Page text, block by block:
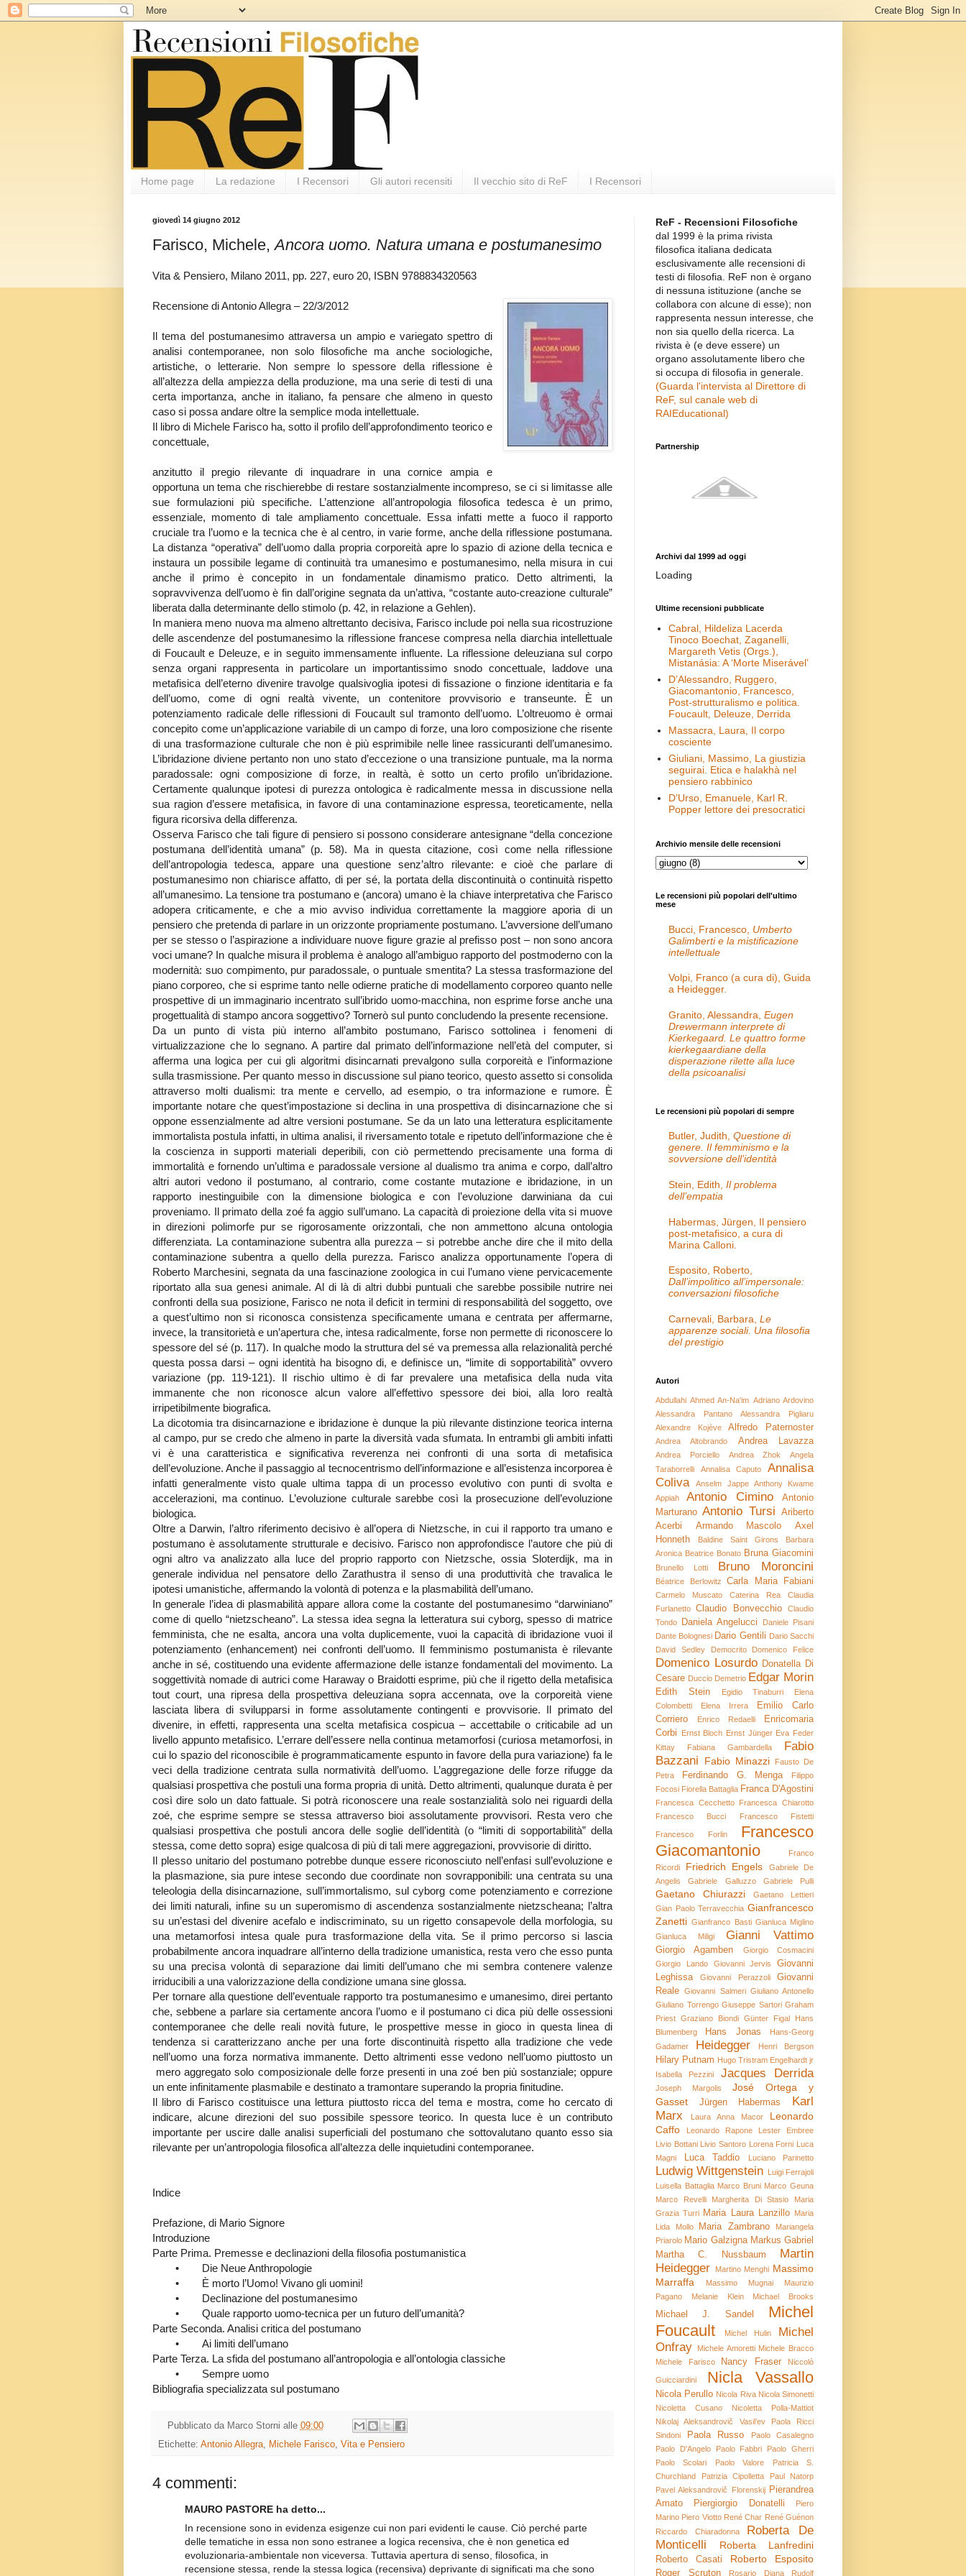
Home page La redazione I Recensori Gli autori recensiti Il vecchio sito di ReF I Recensori
giovedì 14 giugno 2012
Farisco, Michele,Ancora uomo. Natura umana e postumanesimo
Vita & Pensiero, Milano 2011, pp. 227, euro 20, ISBN 9788834320563
Recensione di Antonio Allegra – 22/3/2012
Il tema del postumanesimo attraversa un ampio e variegato spettro di
analisi contemporanee, non solo filosofiche ma anche sociologiche,
artistiche, o letterarie. Non sempre lo spessore della riflessione è
all’altezza della ampiezza della produzione, ma una serie di testi di una
certa importanza, anche in italiano, fa pensare che almeno in questo
caso si possa andare oltre la semplice moda intellettuale.
Il libro di Michele Farisco ha, sotto il profilo dell’approfondimento teorico e
concettuale,
anzitutto il pregio rilevante di inquadrare in una cornice ampia e
opportuna un tema che rischierebbe di restare sostanzialmente incompreso, se ci si limitasse alle
sue formulazioni più specifiche. L’attenzione all’antropologia filosofica tedesca è un primo,
essenziale, momento di tale ampliamento concettuale. Essa infatti mette a fuoco il rapporto
cruciale tra l’uomo e la tecnica che è al centro, in varie forme, anche della riflessione postumana.
La distanza “operativa” dell’uomo dalla propria corporeità apre lo spazio di azione della tecnica e
instaura un possibile legame di continuità tra umanesimo e postumanesimo, nella misura in cui
anche il primo è concepito in un fondamentale dinamismo pratico. Detto altrimenti, la
sopravvivenza dell’uomo è fin dall’origine segnata da un’attiva, “costante auto-creazione culturale”
liberata dalla determinante dello stimolo (p. 42, in relazione a Gehlen).
In maniera meno nuova ma almeno altrettanto decisiva, Farisco include poi nella sua ricostruzione
delle ascendenze del postumanesimo la riflessione francese compresa nella diarchia intellettuale
di Foucault e Deleuze, e in seguito immensamente influente. La riflessione deleuziana sul corpo
senza organi rappresenta in particolare un importantissimo snodo concettuale, laddove una
metafisica dell’eterno divenire travolge qualsivoglia ipotesi di fissazione o finzione identitaria e fa
dell’uomo, come di ogni realtà vivente, un contenitore provvisorio e transeunte. È un
potenziamento radicale delle riflessioni di Foucault sul tramonto dell’uomo. L’oltreuomo è ormai
concepito come un’applicazione variabile di un campo di forze, una loro composizione che risente
di una trasformazione culturale che non è più esprimibile nelle linee rassicuranti dell’umanesimo.
L’ibridazione diviene pertanto non uno stato d’eccezione o una transizione puntuale, ma la norma
paradossale: ogni composizione di forze, in realtà, è sotto un certo profilo un’ibridazione.
Certamente qualunque ipotesi di purezza ontologica è radicalmente messa in discussione nella
sua ragion d’essere metafisica, in favore di una contaminazione espressa, teoreticamente, nella
figura ricorsiva della differenza.
Osserva Farisco che tali figure di pensiero si possono considerare antesignane “della concezione
postumana dell’identità umana” (p. 58). Ma in questa citazione, così come nella riflessione
dell’antropologia tedesca, appare una questione senz’altro rilevante: e cioè che parlare di
postumanesimo non chiarisce affatto, di per sé, la portata della discontinuità o continuità rispetto
all’umanesimo. La tensione tra postumano e (ancora) umano è la chiave interpretativa che Farisco
adopera criticamente, e che a mio avviso individua correttamente la maggiore aporia di un
pensiero che pretenda di parlare in un orizzonte propriamente postumano. L’avversione dell’umano
per se stesso o l’aspirazione a individuare nuove figure grazie al prefisso post – non sono ancora
voci umane? In qualche misura il problema è analogo all’ambiguo rapporto del postmoderno con la
modernità: suo compimento, pur paradossale, o puntuale smentita? La stessa trasformazione del
piano corporeo, che si esprime tanto nelle odierne pratiche di modellamento corporeo quanto nelle
prospettive di un immaginario incentrato sull’ibrido uomo-macchina, non esprime forse anche una
progettualità di stampo ancora soggettivo? Tornerò sul punto concludendo la presente recensione.
Da un punto di vista più interno all’ambito postumano, Farisco sottolinea i fenomeni di
virtualizzazione che lo segnano. A partire dal primato dell’informazione nell’età del computer, si
afferma una logica per cui gli algoritmi disincarnati prevalgono sulla corporeità e l’informazione
sulla trasmissione. Per quanto messo in discussione sul piano teorico, questo assetto si consolida
attraverso molti dualismi: tra mente e cervello, ad esempio, o tra informazione e rumore. È
importante notare che quest’impostazione si declina in una prospettiva di disincarnazione che si
oppone essenzialmente ad altre versioni postumane. Se da un lato una letteratura esplicitamente
immortalista postula infatti, in ultima analisi, il riversamento totale e ripetuto dell’informazione che è
la coscienza in supporti materiali deperibili, con ciò permettendo precisamente una forma di
immortalità e fornendo un’ultima e paradossale versione al dualismo tra anima e corpo, dall’altro
altri autori vedono il postumano, al contrario, come costante mutazione e ibridazione, in un
rapporto inestinguibile con la dimensione biologica e con l’evoluzione darwiniana da cui
proveniamo. Il primato della zoé fa aggio sull’umano. La capacità di proiezione della vita si muove
in direzioni polimorfe pur se rigorosamente orizzontali, che non ammettono alcuna ontologia
differenziata. La contaminazione subentra alla purezza – si potrebbe anche dire che il mito della
contaminazione subentra a quello della purezza. Farisco analizza opportunamente l’opera di
Roberto Marchesini, segnata da una fascinazione zoologica in cui l’umano viene pervicacemente
riportato alla sua genesi animale. Al di là di altri dubbi puntuali che sarebbe possibile nutrire nei
confronti della sua posizione, Farisco ne nota il deficit in termini di responsabilità del soggetto, ove
a quest’ultimo non si riconosca consistenza specificamente umana e centrata per affermarne,
invece, la transitorietà e un’apertura che, intesa radicalmente, forse non permette di riconoscere lo
spessore del sé (p. 117). In qualche modo la struttura del sé va premessa alla relazionalità perché
questa possa darsi – ogni identità ha bisogno di, e definisce un, “limite di sopportabilità” ovvero
variazione (pp. 119-121). Il rischio ultimo è di far prevalere una metafisica della nuda vita
immanente che non riconosce alcun valore all’effettivo spessore dei bioi, alla loro realtà
irripetibilmente biografica.
La dicotomia tra disincarnazione e ibridazione è dunque la più rilevante distinzione teorica interna
al campo, pur se credo che almeno in parte la diversità vada sfumata. In entrambi gli ambiti infatti
vi è una caratteristica e significativa reverenza nei confronti di una sorta di metafisica
dell’evoluzione. Anche il passaggio al tecnocentrismo dell’informazione e all’esistenza incorporea è
infatti generalmente visto quale ultima tappa di un processo evolutivo con punti di svolta e
accelerazioni, ma continuo. L’evoluzione culturale sarebbe così la prosecuzione dell’evoluzione
biologica.
Oltre a Darwin, l’altro riferimento decisivo è all’opera di Nietzsche, in cui il rapporto tra umano e
postumano è assolutamente strutturale e decisivo. Farisco non approfondisce l’autore che più di
ogni altro va analizzato alla luce del proprio rapporto con Nietzsche, ossia Sloterdijk, ma in
generale individua nel pensatore dello Zarathustra il senso di una produttività che travalica le
ipotesi umanistiche, affermando la volontà di potenza e la plasmabilità dell’umano.
In generale l’idea di plasmabilità appare allora come la costante del postumanesimo “darwiniano”
come di quello “nietzscheano”. La stessa idea segna la letteratura sui cyborg, spesso di matrice
femminista, che ne esalta, ancora una volta duplicemente, vuoi la capacità di ibridazione vuoi il
potenziamento (enhancement) nei confronti dell’uomo. Il femminismo postumanista è rilevante
anche in sé, costituendo una evidente affermazione delle istanze fondamentali del movimento. La
soggettività nomade di autrici come Haraway o Braidotti esprime, più che il rigetto della metafisica
tout court, una ripresa della prospettiva deleuziana sopra accennata, ove la corporeità viene
lasciata libera di svilupparsi in forme assolutamente contingenti e provvisorie. Il primato del
divenire, in effetti, rappresenta una scelta metafisica cospicua – accettabile o criticabile ad un
livello appunto metafisico. L’errare dell’essere nella continua metamorfosi (curiosa metamorfosi, in
cui lo spazio del riconoscibile è programmaticamente espunto in favore della pura variazione) fa le
veci della tradizione centrata sulla normatività dell’uomo. L’aggregazione delle forze rifugge da
qualsiasi prospettiva che postuli una forma propria di unità. Detto altrimenti, qualunque durata è per
così dire solo un dato fattuale. Si potrà riconoscere una reale sostanzialità solo nei riguardi della
zoé, che esprime sempre se stessa attraverso bioi assolutamente provvisori. Resta vero che
qualsiasi prospettiva che postuli ancora delle soglie dell’identità (o “limiti di sopportabilità” della
stessa, come detto sopra) esige qualcosa di più di tali mere aggregazioni, provvisorie di diritto.
Il plesso unitario del postumano potrebbe dunque essere riconosciuto nell’enfasi sull’evoluzione e
la plasmazione, sia pure intese secondo due coordinate non sovrapponibili: una centrata su una
teleologia della disincarnazione, sull’immortalismo, sul cyborg come potenziamento e correzione
dei limiti naturali, infine su un superomismo di ascendenza sostanzialmente nietzscheana; l’altra
su un’estasi del divenire acefalo e indiscriminato, su un rigetto consapevole della morfologia, su
una metamorfosi intesa quale pura trasformazione della vita. Se il primo percorso si lascia
probabilmente ancora inquadrare all’interno della tradizione umanistica, resta vero che esso punta
su una precisa volontà di separazione dai limiti dell’umano che mi sembra contenere valenze
irriducibili a una valorizzazione della condizione umana sine glossa.
Per tornare alla questione dell’eventuale rapporto tra postumanesimo e umanesimo, direi pertanto
che, sebbene a parlare sia certamente ancora l’uomo e il postumano ci dica più delle ossessioni
contemporanee che delle reali novità future, le prospettive messe in gioco in questa linea di
tendenza si caratterizzano anche per una forte discontinuità rispetto alla tradizione che vede
nell’uomo una forza normativa immanente. Detto altrimenti esse vedono nell’uomo piuttosto un
mero aggregato solo composizionale delle forze presenti in una zoé ben più sostanziale; oppure
un ente infinitamente plasmabile e destinato a tramontare superando la propria finitudine.
Il libro di Farisco costituisce una lettura piuttosto ricca del tema e mostra, come ho cercato di
indicare, alcune direzioni del suo possibile spessore teorico. In questa luce è un contributo
importante per uscire dalle analisi superficiali del postumano che sottovalutano quanto esso sia
rilevante per un’antropologia filosofica all’altezza delle inquietudini contemporanee.
Indice
Prefazione, di Mario Signore
Introduzione
Parte Prima. Premesse e declinazioni della filosofia postumanistica
• Die Neue Anthropologie
• È morto l’Uomo! Vivano gli uomini!
• Declinazione del postumanesimo
• Quale rapporto uomo-tecnica per un futuro dell’umanità?
Parte Seconda. Analisi critica del postumano
• Ai limiti dell’umano
Parte Terza. La sfida del postumano all’antropologia e all’ontologia classiche
• Sempre uomo
Bibliografia specializzata sul postumano
Pubblicato da Marco Storni alle 09:00
Etichette: Antonio Allegra, Michele Farisco, Vita e Pensiero
4 commenti:
MAURO PASTORE ha detto...
In recensione sono in evidenza esigenze cui non pari evidenti le cause. Ciò perché parte
delle tematiche in essa non sono estranee a logica recensiva, che è non genetica ed
evoluzionaria-ambientale non viceversa. Tuttavia apertura di senso, filosofica, in
recensione stessa, rende la stessa logica (recensiva) deprivante di significati ma che sono
ReF - Recensioni Filosofiche
dal 1999 è la prima rivista
filosofica italiana dedicata
esclusivamente alle recensioni di
testi di filosofia. ReF non è organo
di nessuna istituzione (anche se
collabora con alcune di esse); non
rappresenta nessun interesse, che
non sia quello della ricerca. La
rivista è (e deve essere) un
organo assolutamente libero che
si occupa di filosofia in generale.
(Guarda l'intervista al Direttore di
ReF, sul canale web di
RAIEducational)
Partnership
Archivi dal 1999 ad oggi
Loading
Ultime recensioni pubblicate
Cabral, Hildeliza Lacerda
Tinoco Boechat, Zaganelli,
Margareth Vetis (Orgs.),
Mistanásia: A ‘Morte Miserável’
D’Alessandro, Ruggero,
Giacomantonio, Francesco,
Post-strutturalismo e politica.
Foucault, Deleuze, Derrida
Massacra, Laura, Il corpo
cosciente
Giuliani, Massimo, La giustizia
seguirai. Etica e halakhà nel
pensiero rabbinico
D’Urso, Emanuele, Karl R.
Popper lettore dei presocratici
Archivio mensile delle recensioni
Le recensioni più popolari dell'ultimo
mese
Bucci, Francesco, Umberto
Galimberti e la mistificazione
intellettuale
Volpi, Franco (a cura di), Guida
a Heidegger.
Granito, Alessandra, Eugen
Drewermann interprete di
Kierkegaard. Le quattro forme
kierkegaardiane della
disperazione rilette alla luce
della psicoanalisi
Le recensioni più popolari di sempre
Butler, Judith, Questione di
genere. Il femminismo e la
sovversione dell’identità
Stein, Edith, Il problema
dell’empatia
Habermas, Jürgen, Il pensiero
post-metafisico, a cura di
Marina Calloni.
Esposito, Roberto,
Dall’impolitico all’impersonale:
conversazioni filosofiche
Carnevali, Barbara, Le
apparenze sociali. Una filosofia
del prestigio
Autori
Abdullahi Ahmed An-Na'im Adriano Ardovino
Alessandra Pantano
Alessandra Pigliaru
Alexandre Kojève
Alfredo Paternoster
Andrea Altobrando Andrea Lavazza
Andrea Porciello Andrea Zhok
Angela
Taraborrelli
Annalisa Caputo
Annalisa
Coliva
Anselm Jappe
Anthony Kwame
Appiah
Antonio Cimino
Antonio
Marturano Antonio Tursi
Ariberto
Acerbi
Armando Mascolo
Axel
Honneth
Baldine Saint Girons
Barbara
Aronica Beatrice Bonato Bruna Giacomini
Brunello Lotti Bruno Moroncini
Béatrice Berlowitz Carla Maria Fabiani
Carmelo Muscato Caterina Rea
Claudia
Furlanetto
Claudio Bonvecchio
Claudio
Tondo
Daniela Angelucci
Daniele Pisani
Dante Bolognesi Dario Gentili Dario Sacchi
David Sedley
Democrito Domenico Felice
Domenico Losurdo Donatella Di
Cesare Duccio Demetrio Edgar Morin
Edith Stein Egidio Tinaburri
Elena
Colombetti
Elena Irrera
Emilio Carlo
Corriero
Enrico Redaelli
Enricomaria
Corbi
Ernst Bloch Ernst Jünger Eva Feder
Kittay
Fabiana Gambardella
Fabio
Bazzani
Fabio Minazzi
Fausto De
Petra
Ferdinando G. Menga
Filippo
Focosi Fiorella Battaglia Franca D'Agostini
Francesca Cecchetto
Francesca Chiarotto
Francesco Bucci
Francesco Fistetti
Francesco Forlin
Francesco
Giacomantonio
Franco
Ricordi
Friedrich Engels
Gabriele De
Angelis
Gabriele Galluzzo Gabriele Pulli
Gaetano Chiurazzi
Gaetano Lettieri
Gian Paolo Terravecchia Gianfrancesco
Zanetti Gianfranco Basti Gianluca Miglino
Gianluca Miligi
Gianni Vattimo
Giorgio Agamben
Giorgio Cosmacini
Giorgio Lando
Giovanni Jervis
Giovanni
Leghissa
Giovanni Perazzoli
Giovanni
Reale
Giovanni Salmeri Giuliano Antonello
Giuliano Torrengo Giuseppe Sartori Graham
Priest Graziano Biondi Günter Figal
Hans
Blumenberg
Hans Jonas
Hans-Georg
Gadamer
Heidegger Henri Bergson
Hilary Putnam Hugo Tristram Engelhardt jr
Isabella Pezzini
Jacques Derrida
Joseph Margolis
José Ortega y
Gasset
Jürgen Habermas
Karl
Marx
Laura Anna Macor
Leonardo
Caffo
Leonardo Rapone
Lester Embree
Livio Bottani Livio Santoro Lorena Forni Luca
Magni
Luca Taddio Luciano Parinetto
Ludwig Wittgenstein Luigi Ferrajoli
Luisella Battaglia Marco Bruni Marco Geuna
Marco Revelli
Margherita Di Stasio
Maria
Grazia Turri Maria Laura Lanzillo Maria
Lida Mollo
Maria Zambrano
Mariangela
Priarolo Mario Galzigna Markus Gabriel
Martha C. Nussbaum
Martin
Heidegger
Martino Menghi Massimo
Marraffa
Massimo Mugnai
Maurizio
Pagano
Melanie Klein Michael Brooks
Michael J. Sandel
Michel
Foucault
Michel Hulin
Michel
Onfray
Michele Amoretti Michele Bracco
Michele Farisco
Nancy Fraser Niccolò
Guicciardini Nicla Vassallo
Nicola Perullo Nicola Riva Nicola Simonetti
Nicoletta Cusano
Nicoletta Polla-Mattiot
Nikolaj Aleksandrovič Vasil’ev
Paola Ricci
Sindoni
Paola Russo
Paolo Casalegno
Paolo D'Angelo
Paolo Fabbri
Paolo Gherri
Paolo Scolari
Paolo Valore
Patricia S.
Churchland
Patrizia Cipolletta
Paul Natorp
Pavel Aleksandrovič Florenskij
Pierandrea
Amato
Piergiorgio Donatelli
Piero
Marino Piero Viotto René Char René Guénon
Riccardo Chiaradonna
Roberta De
Monticelli
Roberta Lanfredini
Roberto Casati Roberto Esposito
Roger Scruton Rosario Diana Rudolf